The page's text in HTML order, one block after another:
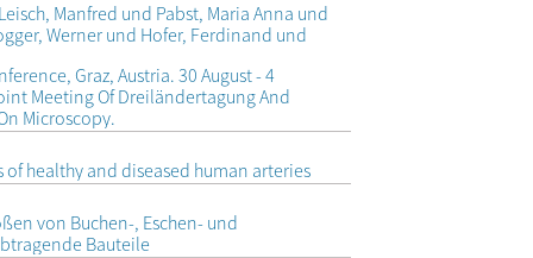
Manfred und Pabst, Maria Anna und
Werner und Hofer, Ferdinand und
Graz, Austria. 30 August - 4
Meeting Of Dreiländertagung And
Microscopy.
healthy and diseased human arteries
von Buchen-, Eschen- und
Bauteile